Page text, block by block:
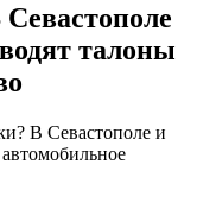
талоны
В Севастополе и